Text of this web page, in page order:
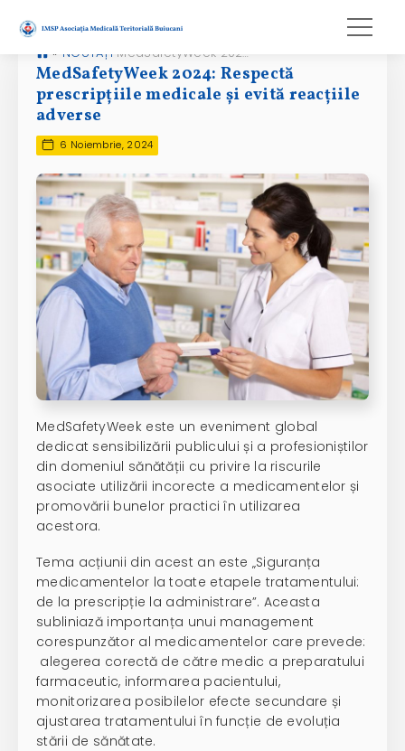
» NOUTĂȚI MedSafetyWeek 2024: Respectă prescripțiile medicale și evită reacțiile adverse
MedSafetyWeek 2024: Respectă
prescripțiile medicale și evită reacțiile
adverse
6 Noiembrie, 2024
MedSafetyWeek este un eveniment global
dedicat sensibilizării publicului și a profesioniștilor
din domeniul sănătății cu privire la riscurile
asociate utilizării incorecte a medicamentelor și
promovării bunelor practici în utilizarea
acestora.
Tema acțiunii din acest an este „Siguranța
medicamentelor la toate etapele tratamentului:
de la prescripție la administrare”. Aceasta
subliniază importanța unui management
corespunzător al medicamentelor care prevede:
alegerea corectă de către medic a preparatului
farmaceutic, informarea pacientului,
monitorizarea posibilelor efecte secundare și
ajustarea tratamentului în funcție de evoluția
stării de sănătate.